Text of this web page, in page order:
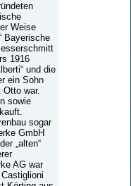
Weise
Bayerische
1916
und die
ein Sohn
war.
sowie
sogar
GmbH
„alten“
AG war